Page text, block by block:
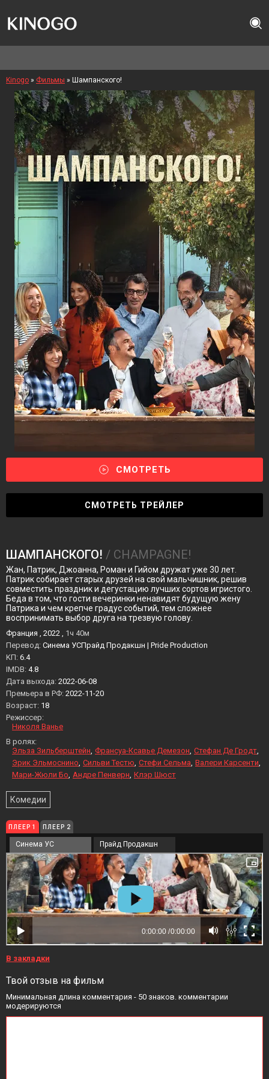
Kinogo » Фильмы » Шампанского!
СМОТРЕТЬ
СМОТРЕТЬ ТРЕЙЛЕР
ШАМПАНСКОГО! / CHAMPAGNE!
Жан, Патрик, Джоанна, Роман и Гийом дружат уже 30 лет.
Патрик собирает старых друзей на свой мальчишник, решив
совместить праздник и дегустацию лучших сортов игристого.
Беда в том, что гости вечеринки ненавидят будущую жену
Патрика и чем крепче градус событий, тем сложнее
воспринимать выбор друга на трезвую голову.
Франция , 2022 , 1ч 40м
Перевод: Синема УСПрайд Продакшн | Pride Production
KП: 6.4
IMDB: 4.8
Дата выхода: 2022-06-08
Премьера в РФ: 2022-11-20
Возраст: 18
Режиссер:
Николя Ванье
В ролях:
Эльза Зильберштейн Франсуа-Ксавье Демезон Стефан Де Гродт
Эрик Эльмоснино Сильви Тестю Стефи Сельма Валери Карсенти
Мари-Жюли Бо Андре Пенверн Клэр Шюст
Комедии
ПЛЕЕР 1 ПЛЕЕР 2
Синема УС Прайд Продакшн
В закладки
Твой отзыв на фильм
Минимальная длина комментария - 50 знаков. комментарии
модерируются